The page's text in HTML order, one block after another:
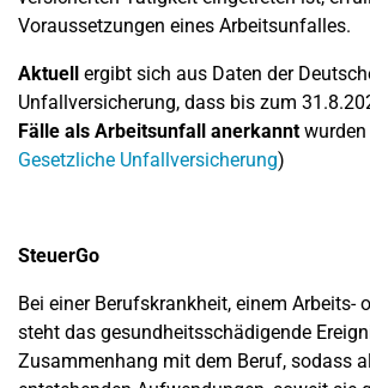
Voraussetzungen eines Arbeitsunfalles.
Aktuell ergibt sich aus Daten der
Unfallversicherung, dass bis zum
Fälle als Arbeitsunfall anerkanntwurden
Gesetzliche Unfallversicherung)
SteuerGo
Bei einer Berufskrankheit, einem Arbeits-
steht das gesundheitsschädigende
Zusammenhang mit dem Beruf, sodass